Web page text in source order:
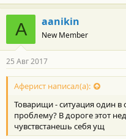
Есть полный комплект
пока не охота.
Короче, просьба, если
не забывать форум и
A aanikin
New Member
25 Авг 2017
Аферист написал(а):
Товарищи - ситуация один
проблему? В дороге этот
чувствстанешь себя ущ